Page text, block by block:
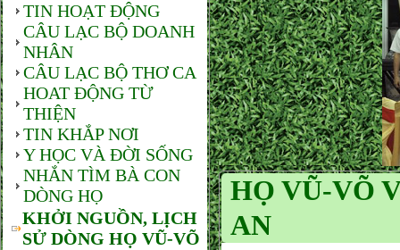
TIN HOẠT ĐỘNG
CÂU LẠC BỘ DOANH
NHÂN
CÂU LẠC BỘ THƠ CA
HOAT ĐỘNG TỪ
THIỆN
TIN KHẮP NƠI
Y HỌC VÀ ĐỜI SỐNG
NHẮN TÌM BÀ CON
DÒNG HỌ
KHỞI NGUỒN, LỊCH
SỬ DÒNG HỌ VŨ-VÕ
HỌ VŨ-VÕ
AN